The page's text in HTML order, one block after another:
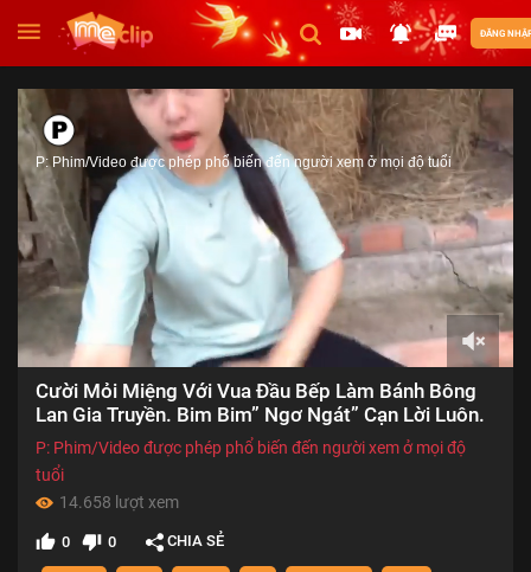
ĐĂNG
22:10
P: Phim/Video được phép phổ biến đến người xem ở mọi độ tuổi
Cười Mỏi Miệng Với Vua Đầu Bếp Làm Bánh Bông
Lan Gia Truyền. Bim Bim” Ngơ Ngát” Cạn Lời Luôn.
P: Phim/Video được phép phổ biến đến người xem ở mọi độ
tuổi
14.658 lượt xem
0 0 CHIA SẺ